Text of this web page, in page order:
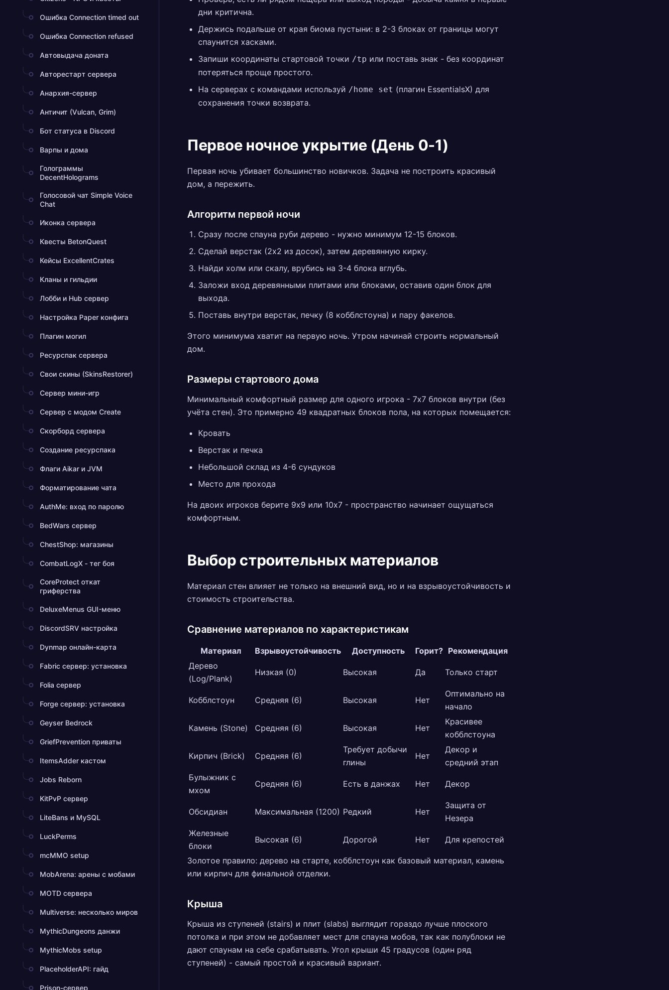
Ошибка Connection timed out
Ошибка Connection refused
Автовыдача доната
Авторестарт сервера
Анархия-сервер
Античит (Vulcan, Grim)
Бот статуса в Discord
Варпы и дома
Голограммы
DecentHolograms
Голосовой чат Simple Voice
Chat
Иконка сервера
Квесты BetonQuest
Кейсы ExcellentCrates
Кланы и гильдии
Лобби и Hub сервер
Настройка Paper конфига
Плагин могил
Ресурспак сервера
Свои скины (SkinsRestorer)
Сервер мини-игр
Сервер с модом Create
Скорборд сервера
Создание ресурспака
Флаги Aikar и JVM
Форматирование чата
AuthMe: вход по паролю
BedWars сервер
ChestShop: магазины
CombatLogX - тег боя
CoreProtect откат
гриферства
DeluxeMenus GUI-меню
DiscordSRV настройка
Dynmap онлайн-карта
Fabric сервер: установка
Folia сервер
Forge сервер: установка
Geyser Bedrock
GriefPrevention приваты
ItemsAdder кастом
Jobs Reborn
KitPvP сервер
LiteBans и MySQL
LuckPerms
mcMMO setup
MobArena: арены с мобами
MOTD сервера
Multiverse: несколько миров
MythicDungeons данжи
MythicMobs setup
PlaceholderAPI: гайд
Prison-сервер
дни критична.
Держись подальше от края биома пустыни: в 2-3 блоках от границы могут
спаунится хасками.
Запиши координаты стартовой точки /tp или поставь знак - без координат
потеряться проще простого.
На серверах с командами используй /home set (плагин EssentialsX) для
сохранения точки возврата.
Первое ночное укрытие (День 0-1)
Первая ночь убивает большинство новичков. Задача не построить красивый
дом, а пережить.
Алгоритм первой ночи
Сразу после спауна руби дерево - нужно минимум 12-15 блоков.
Сделай верстак (2x2 из досок), затем деревянную кирку.
Найди холм или скалу, врубись на 3-4 блока вглубь.
Заложи вход деревянными плитами или блоками, оставив один блок для
выхода.
Поставь внутри верстак, печку (8 кобблстоуна) и пару факелов.
Этого минимума хватит на первую ночь. Утром начинай строить нормальный
дом.
Размеры стартового дома
Минимальный комфортный размер для одного игрока - 7x7 блоков внутри (без
учёта стен). Это примерно 49 квадратных блоков пола, на которых помещается:
Кровать
Верстак и печка
Небольшой склад из 4-6 сундуков
Место для прохода
На двоих игроков берите 9x9 или 10x7 - пространство начинает ощущаться
комфортным.
Выбор строительных материалов
Материал стен влияет не только на внешний вид, но и на взрывоустойчивость и
стоимость строительства.
Сравнение материалов по характеристикам
Материал Взрывоустойчивость Доступность Горит? Рекомендация
Дерево
(Log/Plank)
Низкая (0) Высокая Да Только старт
Кобблстоун Средняя (6) Высокая Нет
Оптимально на
начало
Камень (Stone) Средняя (6) Высокая Нет
Красивее
кобблстоуна
Кирпич (Brick) Средняя (6)
Требует добычи
глины
Нет
Декор и
средний этап
Булыжник с
мхом
Средняя (6) Есть в данжах Нет Декор
Обсидиан Максимальная (1200) Редкий Нет
Защита от
Незера
Железные
блоки
Высокая (6) Дорогой Нет Для крепостей
Золотое правило: дерево на старте, кобблстоун как базовый материал, камень
или кирпич для финальной отделки.
Крыша
Крыша из ступеней (stairs) и плит (slabs) выглядит гораздо лучше плоского
потолка и при этом не добавляет мест для спауна мобов, так как полублоки не
дают спаунам на себе срабатывать. Угол крыши 45 градусов (один ряд
ступеней) - самый простой и красивый вариант.